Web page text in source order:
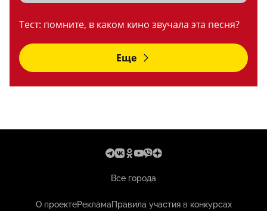
Тест: помните, в каком кино звучала эта песня?
Еще
Все города
О проектеРекламаПравила участия в конкурсах